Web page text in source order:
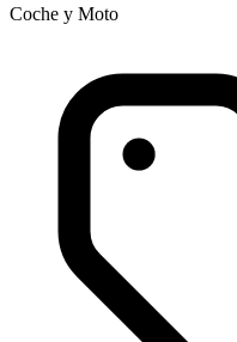
Coche y Moto